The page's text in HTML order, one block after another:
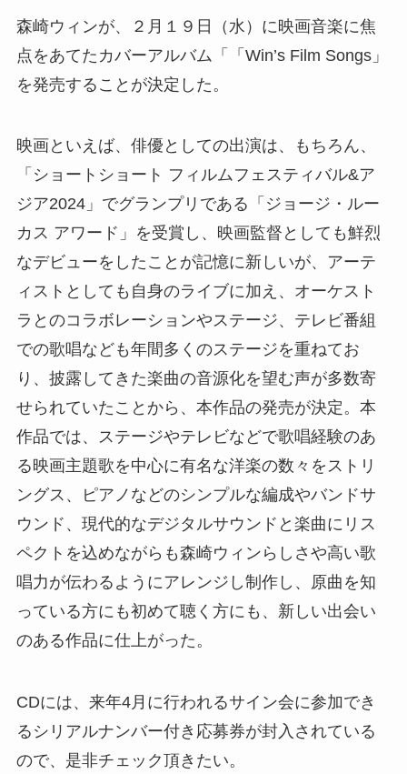
森崎ウィンが、２月１９日（水）に映画音楽に焦
点をあてたカバーアルバム「「Win’s Film Songs」
を発売することが決定した。
映画といえば、俳優としての出演は、もちろん、
「ショートショート フィルムフェスティバル&ア
ジア2024」でグランプリである「ジョージ・ルー
カス アワード」を受賞し、映画監督としても鮮烈
なデビューをしたことが記憶に新しいが、アーテ
ィストとしても自身のライブに加え、オーケスト
ラとのコラボレーションやステージ、テレビ番組
での歌唱なども年間多くのステージを重ねてお
り、披露してきた楽曲の音源化を望む声が多数寄
せられていたことから、本作品の発売が決定。本
作品では、ステージやテレビなどで歌唱経験のあ
る映画主題歌を中心に有名な洋楽の数々をストリ
ングス、ピアノなどのシンプルな編成やバンドサ
ウンド、現代的なデジタルサウンドと楽曲にリス
ペクトを込めながらも森崎ウィンらしさや高い歌
唱力が伝わるようにアレンジし制作し、原曲を知
っている方にも初めて聴く方にも、新しい出会い
のある作品に仕上がった。
CDには、来年4月に行われるサイン会に参加でき
るシリアルナンバー付き応募券が封入されている
ので、是非チェック頂きたい。